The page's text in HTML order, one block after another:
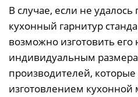
В случае, если не удалось
кухонный гарнитур
возможно изготовить его
индивидуальным
производителей,
изготовлением